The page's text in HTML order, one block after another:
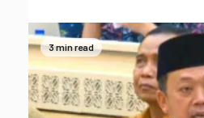
3 min read